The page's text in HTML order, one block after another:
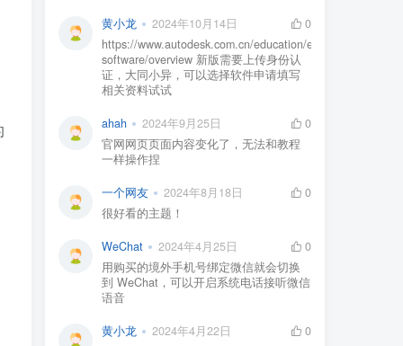
黄小龙 2024年10月14日
0
https://www.autodesk.com.cn/education/edu-
software/overview 新版需要上传身份认
证，大同小异，可以选择软件申请填写
相关资料试试
ahah 2024年9月25日
0
官网网页页面内容变化了，无法和教程
一样操作捏
一个网友 2024年8月18日
0
很好看的主题！
WeChat 2024年4月25日
0
用购买的境外手机号绑定微信就会切换
到 WeChat，可以开启系统电话接听微信
语音
黄小龙 2024年4月22日
0